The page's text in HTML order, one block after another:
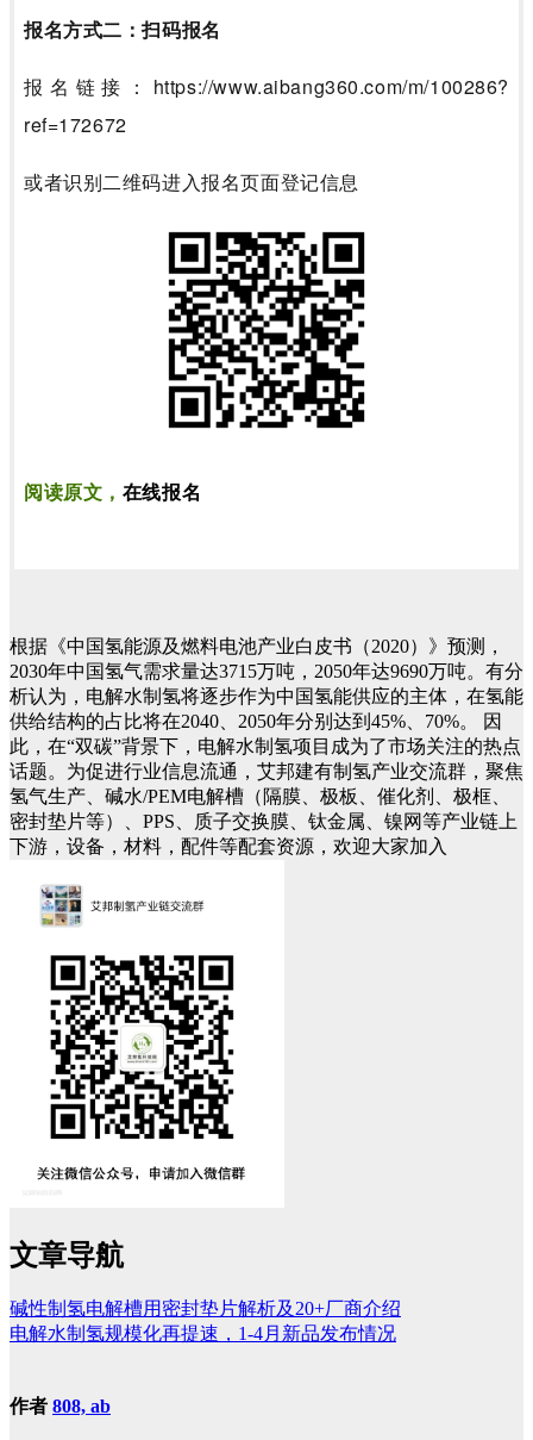
报名方式二：扫码报名
报名链接： https://www.aibang360.com/m/100286?
ref=172672
或者识别二维码进入报名页面登记信息
阅读原文， 在线报名
根据《中国氢能源及燃料电池产业白皮书（2020）》预测，
2030年中国氢气需求量达3715万吨，2050年达9690万吨。有分
析认为，电解水制氢将逐步作为中国氢能供应的主体，在氢能
供给结构的占比将在2040、2050年分别达到45%、70%。
因
此，在“双碳”背景下，电解水制氢项目成为了市场关注的热点
话题。为促进行业信息流通，艾邦建有制氢产业交流群，聚焦
氢气生产、碱水/PEM电解槽（隔膜、极板、催化剂、极框、
密封垫片等）、PPS、质子交换膜、钛金属、镍网等产业链上
下游，设备，材料，配件等配套资源，欢迎大家加入
文章导航
碱性制氢电解槽用密封垫片解析及20+厂商介绍
电解水制氢规模化再提速，1-4月新品发布情况
作者 808, ab